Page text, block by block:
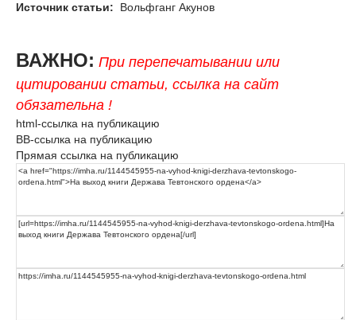
Источник статьи: Вольфганг Акунов
ВАЖНО: При перепечатывании или
цитировании статьи, ссылка на сайт
обязательна !
html-ссылка на публикацию
BB-ссылка на публикацию
Прямая ссылка на публикацию